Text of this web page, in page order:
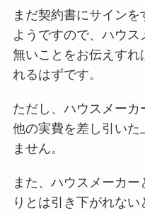
まだ契約書にサイン
ようですので、ハウ
無いことをお伝えすれ
れるはずです。
ただし、ハウスメー
他の実費を差し引い
ません。
また、ハウスメーカ
りとは引き下がれな